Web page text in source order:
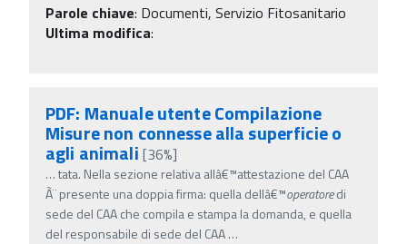
Parole chiave: Documenti, Servizio Fitosanitario
Ultima modifica:
PDF: Manuale utente Compilazione
Misure non connesse alla superficie o
agli animali [36%]
…tata. Nella sezione relativa allâ€™attestazione del CAA
Ã¨ presente una doppia firma: quella dellâ€™operatoredi
sede del CAA che compila e stampa la domanda, e quella
del responsabile di sede del CAA…